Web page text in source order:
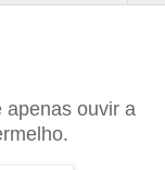
apenas ouvir a